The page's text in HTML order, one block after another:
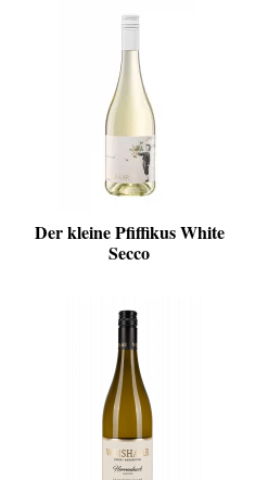
Der kleine Pfiffikus White
Secco